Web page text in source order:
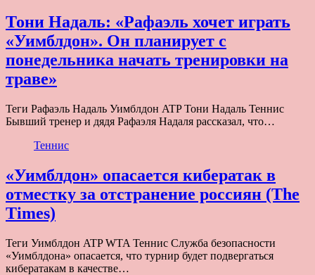
Тони Надаль: «Рафаэль хочет играть
«Уимблдон». Он планирует с
понедельника начать тренировки на
траве»
Теги Рафаэль Надаль Уимблдон ATP Тони Надаль Теннис
Бывший тренер и дядя Рафаэля Надаля рассказал, что…
Теннис
«Уимблдон» опасается кибератак в
отместку за отстранение россиян (The
Times)
Теги Уимблдон ATP WTA Теннис Служба безопасности
«Уимблдона» опасается, что турнир будет подвергаться
кибератакам в качестве…